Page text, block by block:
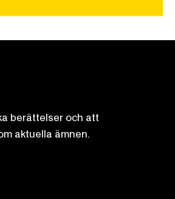
berättelser och att
aktuella ämnen.